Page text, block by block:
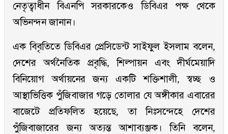
নেতৃত্বাধীন বিএনপি সরকারকেও ডিবিএর পক্ষ থেকে
অভিনন্দন জানান।
এক বিবৃতিতে ডিবিএর প্রেসিডেন্ট সাইফুল ইসলাম বলেন,
দেশের অর্থনৈতিক প্রবৃদ্ধি, শিল্পায়ন এবং দীর্ঘমেয়াদি
বিনিয়োগ অর্থায়নের জন্য একটি শক্তিশালী, স্বচ্ছ ও
আস্থাভিত্তিক পুঁজিবাজার গড়ে তোলার যে অঙ্গীকার এবারের
বাজেটে প্রতিফলিত হয়েছে, তা নিঃসন্দেহে দেশের
পুঁজিবাজারের জন্য অত্যন্ত আশাব্যঞ্জক। তিনি বলেন,